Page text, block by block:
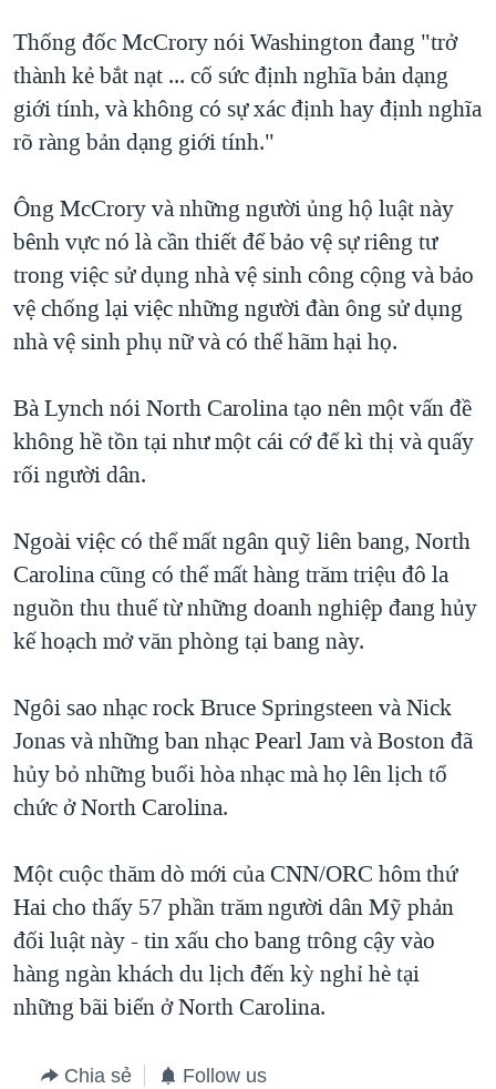
Thống đốc McCrory nói Washington đang "trở
thành kẻ bắt nạt ... cố sức định nghĩa bản dạng
giới tính, và không có sự xác định hay định nghĩa
rõ ràng bản dạng giới tính."
Ông McCrory và những người ủng hộ luật này
bênh vực nó là cần thiết để bảo vệ sự riêng tư
trong việc sử dụng nhà vệ sinh công cộng và bảo
vệ chống lại việc những người đàn ông sử dụng
nhà vệ sinh phụ nữ và có thể hãm hại họ.
Bà Lynch nói North Carolina tạo nên một vấn đề
không hề tồn tại như một cái cớ để kì thị và quấy
rối người dân.
Ngoài việc có thể mất ngân quỹ liên bang, North
Carolina cũng có thể mất hàng trăm triệu đô la
nguồn thu thuế từ những doanh nghiệp đang hủy
kế hoạch mở văn phòng tại bang này.
Ngôi sao nhạc rock Bruce Springsteen và Nick
Jonas và những ban nhạc Pearl Jam và Boston đã
hủy bỏ những buổi hòa nhạc mà họ lên lịch tổ
chức ở North Carolina.
Một cuộc thăm dò mới của CNN/ORC hôm thứ
Hai cho thấy 57 phần trăm người dân Mỹ phản
đối luật này - tin xấu cho bang trông cậy vào
hàng ngàn khách du lịch đến kỳ nghỉ hè tại
những bãi biển ở North Carolina.
Chia sẻ Follow us